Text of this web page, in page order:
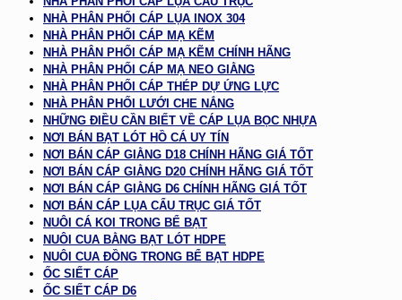
NHÀ PHÂN PHỐI CÁP LỤA INOX 304
NHÀ PHÂN PHỐI CÁP MẠ KẼM
NHÀ PHÂN PHỐI CÁP MẠ KẼM CHÍNH HÃNG
NHÀ PHÂN PHỐI CÁP MẠ NEO GIẰNG
NHÀ PHÂN PHỐI CÁP THÉP DỰ ỨNG LỰC
NHÀ PHÂN PHỐI LƯỚI CHE NẮNG
NHỮNG ĐIỀU CẦN BIẾT VỀ CÁP LỤA BỌC NHỰA
NƠI BÁN BẠT LÓT HỒ CÁ UY TÍN
NƠI BÁN CÁP GIẰNG D18 CHÍNH HÃNG GIÁ TỐT
NƠI BÁN CÁP GIẰNG D20 CHÍNH HÃNG GIÁ TỐT
NƠI BÁN CÁP GIẰNG D6 CHÍNH HÃNG GIÁ TỐT
NƠI BÁN CÁP LỤA CẨU TRỤC GIÁ TỐT
NUÔI CÁ KOI TRONG BỂ BẠT
NUÔI CUA BẰNG BẠT LÓT HDPE
NUÔI CUA ĐỒNG TRONG BỂ BẠT HDPE
ỐC SIẾT CÁP
ỐC SIẾT CÁP D6